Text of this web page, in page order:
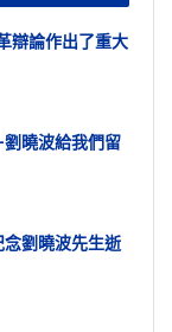
辯論作出了重大
曉波給我們留
劉曉波先生逝